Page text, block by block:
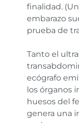
finalidad.
embarazo
prueba de
Tanto el
ecógrafo
los órganos
huesos del
genera una